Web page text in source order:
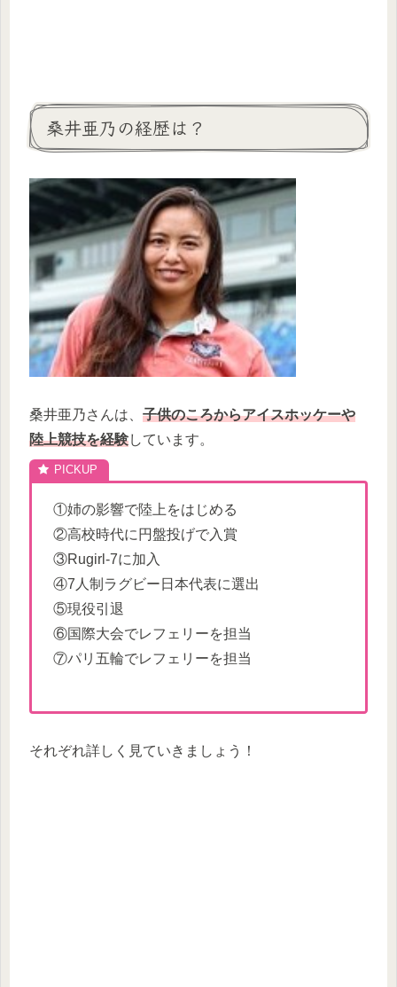
桑井亜乃の経歴は？
桑井亜乃さんは、 子供のころからアイスホッケーや
陸上競技を経験しています。
①姉の影響で陸上をはじめる
②高校時代に円盤投げで入賞
③Rugirl-7に加入
④7人制ラグビー日本代表に選出
⑤現役引退
⑥国際大会でレフェリーを担当
⑦パリ五輪でレフェリーを担当
それぞれ詳しく見ていきましょう！